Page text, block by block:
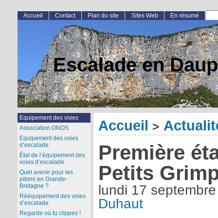
Escalade en
Accueil >
Première
Petits
lundi 17
Duhaut
Accueil Contact Plan du site Sites Web En résumé
Equipement des voies
Association ONOS
Equipement des voies
d’escalade
État de l’équipement des
voies d’escalade
Quel avenir pour les
pitons en Grande-
Bretagne ?
Rééquipement des voies
d’escalade
Regarde où tu clippes !